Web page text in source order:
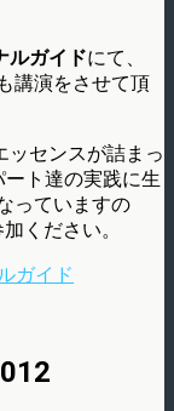
ルガイドにて、
講演をさせて頂
センスが詰まっ
ート達の実践に生
っていますの
ください。